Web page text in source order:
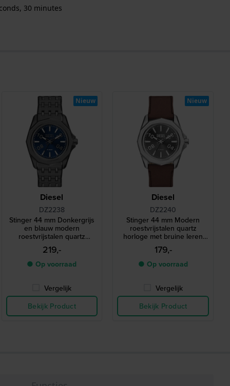
30 minutes
Diesel
DZ2238
Stinger 44 mm Donkergrijs
en blauw modern
roestvrijstalen quartz
horloge
219,-
● Op voorraad
Vergelijk
Bekijk Product
Nieuw
Diesel
DZ2240
Stinger 44 mm Modern
roestvrijstalen quartz
horloge met bruine leren
band
179,-
● Op voorraad
Vergelijk
Bekijk Product
Nieuw